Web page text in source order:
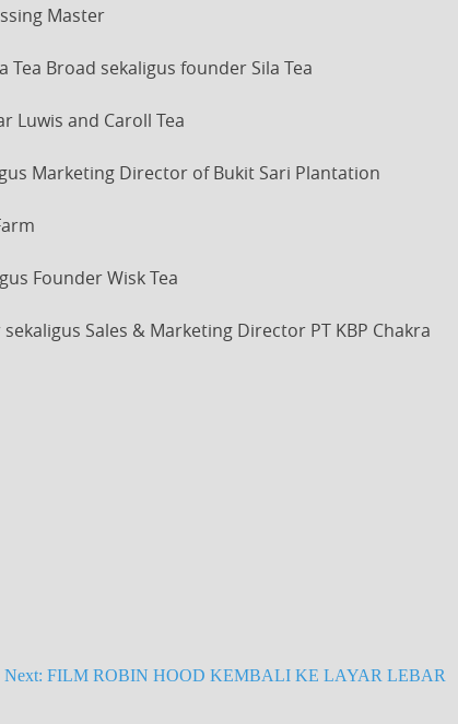
Master
Broad sekaligus founder Sila Tea
Luwis and Caroll Tea
Marketing Director of Bukit Sari Plantation
Founder Wisk Tea
Sales & Marketing Director PT KBP Chakra
Next: FILM ROBIN HOOD KEMBALI KE LAYAR LEBAR